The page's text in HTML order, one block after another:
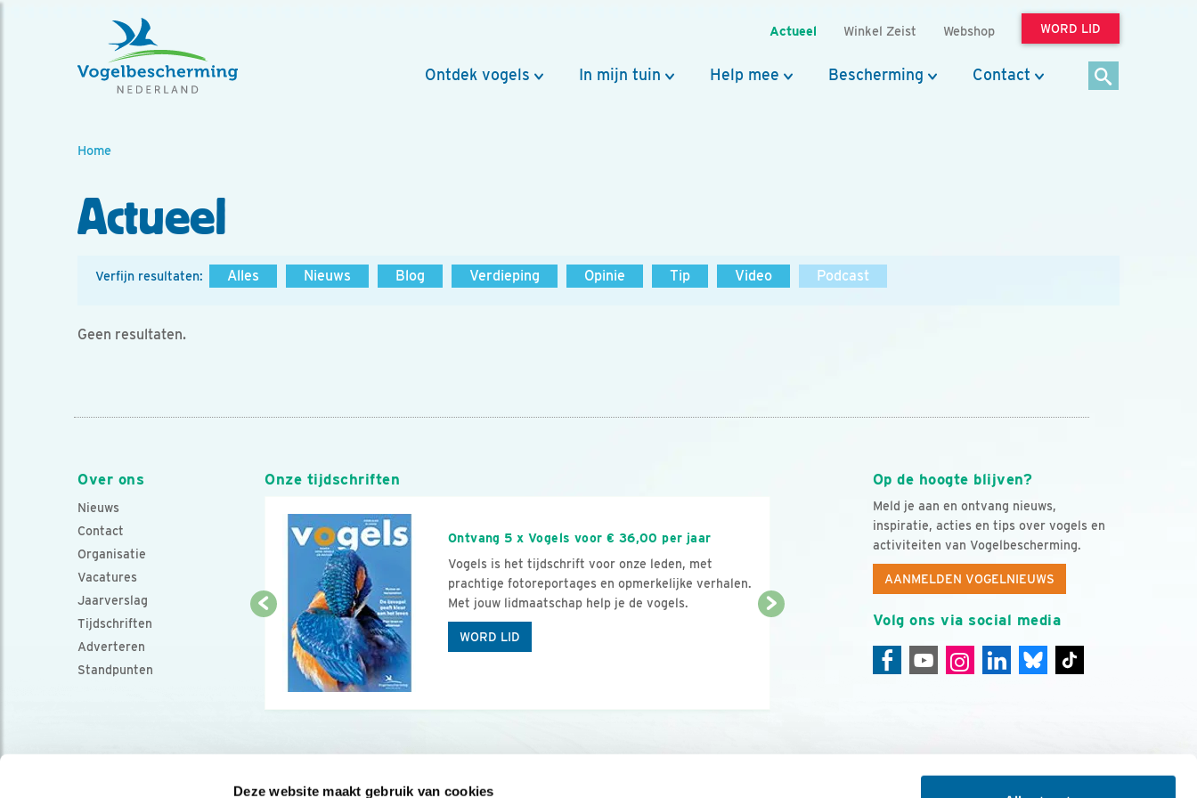
Deze website maakt gebruik van cookies
Actueel Winkel Zeist Webshop WORD LID
Ontdek vogels In mijn tuin Help mee Bescherming Contact
Home
Actueel
Verfijn resultaten: Alles Nieuws Blog Verdieping Opinie Tip Video Podcast
Geen resultaten.
Over ons
Nieuws
Contact
Organisatie
Vacatures
Jaarverslag
Tijdschriften
Adverteren
Standpunten
Op de hoogte blijven?
Meld je aan en ontvang nieuws,
inspiratie, acties en tips over vogels en
activiteiten van Vogelbescherming.
AANMELDEN VOGELNIEUWS
Volg ons via social media
Onze tijdschriften
Ontvang 5 x Vogels voor € 36,00 per jaar
Vogels is het tijdschrift voor onze leden, met
prachtige fotoreportages en opmerkelijke verhalen.
Met jouw lidmaatschap help je de vogels.
WORD LID